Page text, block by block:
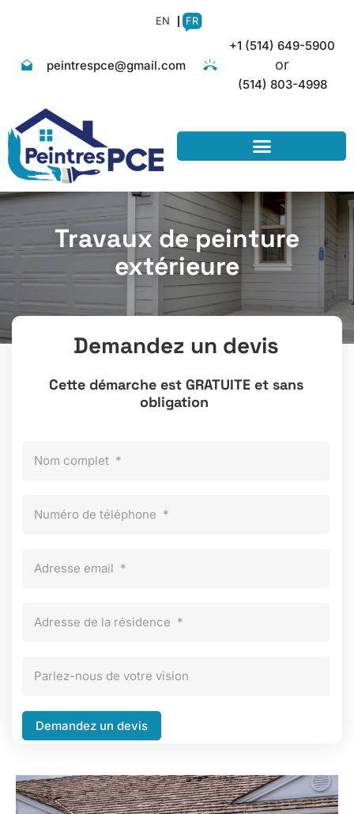
EN FR
peintrespce@gmail.com
+1 (514) 649-5900
or
(514) 803-4998
Travaux de peinture
extérieure
Demandez un devis
Cette démarche est GRATUITE et sans
obligation
Nom complet *
Numéro de téléphone *
Adresse email *
Adresse de la résidence *
Parlez-nous de votre vision
Demandez un devis